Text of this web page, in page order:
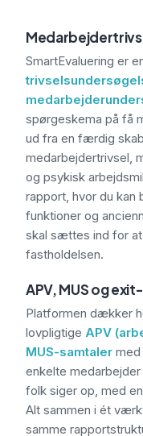
SmartEvaluering er
spørgeskema på få
ud fra en færdig
medarbejdertrivsel,
og psykisk
rapport, hvor du kan
funktioner og
skal sættes ind for
fastholdelsen.
APV, MUS og
Platformen dækker
lovpligtige APV
MUS-samtaler med
enkelte
folk siger op, med
Alt sammen i ét
samme